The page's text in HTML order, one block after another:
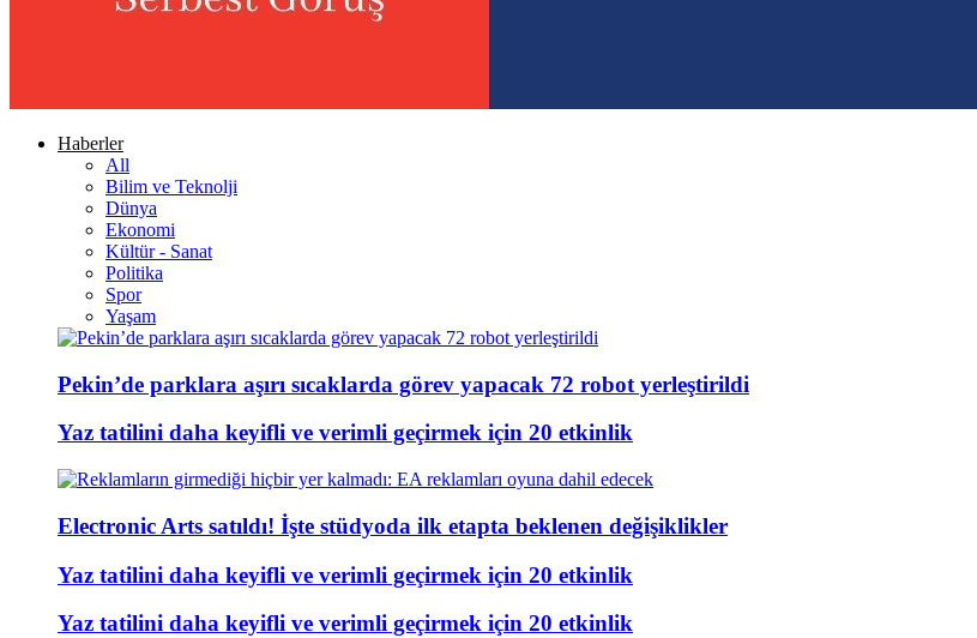
Haberler
All
Bilim ve Teknolji
Dünya
Ekonomi
Kültür - Sanat
Politika
Spor
Yaşam
Pekin’de parklara aşırı sıcaklarda görev yapacak 72 robot yerleştirildi
Yaz tatilini daha keyifli ve verimli geçirmek için 20 etkinlik
Electronic Arts satıldı! İşte stüdyoda ilk etapta beklenen değişiklikler
Yaz tatilini daha keyifli ve verimli geçirmek için 20 etkinlik
Yaz tatilini daha keyifli ve verimli geçirmek için 20 etkinlik